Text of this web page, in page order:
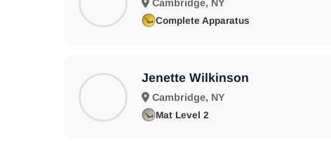
Cambridge, NY
Complete Apparatus
Jenette Wilkinson
Cambridge, NY
Mat Level 2